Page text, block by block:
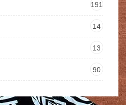
191
14
13
90